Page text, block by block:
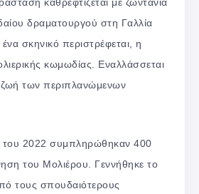
δραματουργού στη Γαλλία
σκηνικό περιστρέφεται, η
κωμωδίας. Εναλλάσσεται
ζωή των περιπλανώμενων
του 2022 συμπληρώθηκαν 400
του Μολιέρου. Γεννήθηκε το
τους σπουδαιότερους